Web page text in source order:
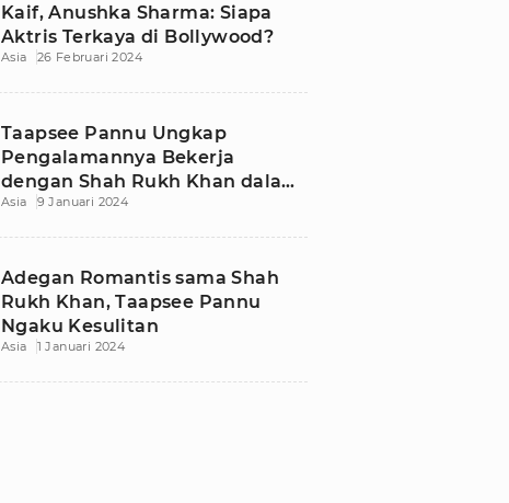
Kaif, Anushka Sharma: Siapa
Aktris Terkaya di Bollywood?
Asia 26 Februari 2024
Taapsee Pannu Ungkap
Pengalamannya Bekerja
dengan Shah Rukh Khan dalam
Dunki: Kau Akan Ketagihan
Asia 9 Januari 2024
Adegan Romantis sama Shah
Rukh Khan, Taapsee Pannu
Ngaku Kesulitan
Asia 1 Januari 2024